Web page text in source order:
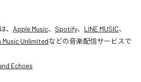
、 Apple Music、 Spotify、 LINE MUSIC、
Music Unlimitedなどの音楽配信サービスで
Echoes